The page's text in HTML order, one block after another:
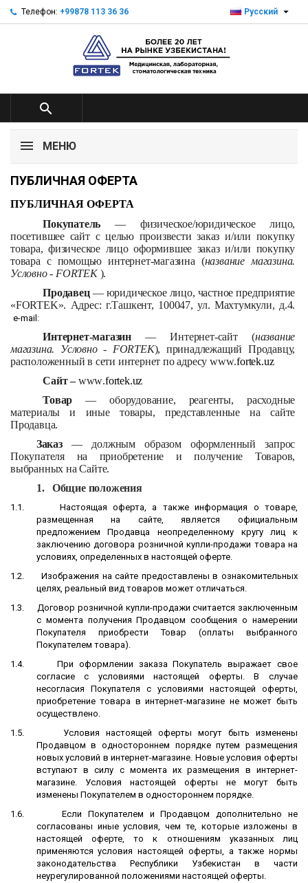
Телефон: +99878 113 36 36 Русский 

МЕНЮ
ПУБЛИЧНАЯ ОФЕРТА
ПУБЛИЧНАЯ ОФЕРТА
Покупатель — физическое/юридическое лицо,
посетившее сайт с целью произвести заказ и/или покупку
товара, физическое лицо оформившее заказ и/или покупку
товара с помощью интернет-магазина (название магазина.
Условно - FORTEK).
Продавец— юридическое лицо, частное предприятие
«FORTEK». Адрес: г.Ташкент, 100047, ул. Махтумкули, д.4.
e-mail:
Интернет-магазин — Интернет-сайт (название
магазина. Условно - FORTEK), принадлежащий Продавцу,
расположенный в сети интернет по адресу www.fortek.uz
Сайт –www.fortek.uz
Товар — оборудование, реагенты, расходные
материалы и иные товары, представленные на сайте
Продавца.
Заказ— должным образом оформленный запрос
Покупателя на приобретение и получение Товаров,
выбранных на Сайте.
1.
Общие положения
1.1.
Настоящая оферта, а также информация о товаре,
размещенная на сайте, является официальным
предложением Продавца неопределенному кругу лиц к
заключению договора розничной купли-продажи товара на
условиях, определенных в настоящей оферте.
1.2.
Изображения на сайте предоставлены в ознакомительных
целях, реальный вид товаров может отличаться.
1.3.
Договор розничной купли-продажи считается заключенным
с момента получения Продавцом сообщения о намерении
Покупателя приобрести Товар (оплаты выбранного
Покупателем товара).
1.4.
При оформлении заказа Покупатель выражает свое
согласие с условиями настоящей оферты. В случае
несогласия Покупателя с условиями настоящей оферты,
приобретение товара в интернет-магазине не может быть
осуществлено.
1.5.
Условия настоящей оферты могут быть изменены
Продавцом в одностороннем порядке путем размещения
новых условий в интернет-магазине. Новые условия оферты
вступают в силу с момента их размещения в интернет-
магазине. Условия настоящей оферты не могут быть
изменены Покупателем в одностороннем порядке.
1.6.
Если Покупателем и Продавцом дополнительно не
согласованы иные условия, чем те, которые изложены в
настоящей оферте, то к отношениям указанных лиц
применяются условия настоящей оферты, а также нормы
законодательства Республики Узбекистан в части
неурегулированной положениями настоящей оферты.